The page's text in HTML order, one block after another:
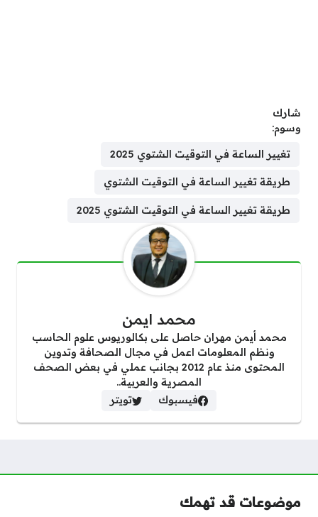
شارك
وسوم:
تغيير الساعة في التوقيت الشتوي 2025
طريقة تغيير الساعة في التوقيت الشتوي
طريقة تغيير الساعة في التوقيت الشتوي 2025
محمد ايمن
محمد أيمن مهران حاصل على بكالوريوس علوم الحاسب
ونظم المعلومات اعمل في مجال الصحافة وتدوين
المحتوى منذ عام 2012 بجانب عملي في بعض الصحف
المصرية والعربية..
فيسبوك
تويتر
موضوعات قد تهمك